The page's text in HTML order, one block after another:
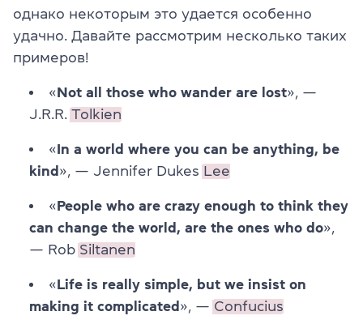
однако некоторым это удается особенно
удачно. Давайте рассмотрим несколько таких
примеров!
«Not all those who wander are lost», —
J.R.R. Tolkien
«In a world where you can be anything, be
kind », — Jennifer Dukes Lee
«People who are crazy enough to think they
can change the world, are the ones who do»,
— Rob Siltanen
«Life is really simple, but we insist on
making it complicated », — Confucius